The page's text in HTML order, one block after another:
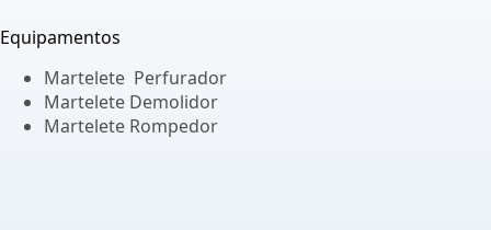
Equipamentos
Martelete Perfurador
Martelete Demolidor
Martelete Rompedor